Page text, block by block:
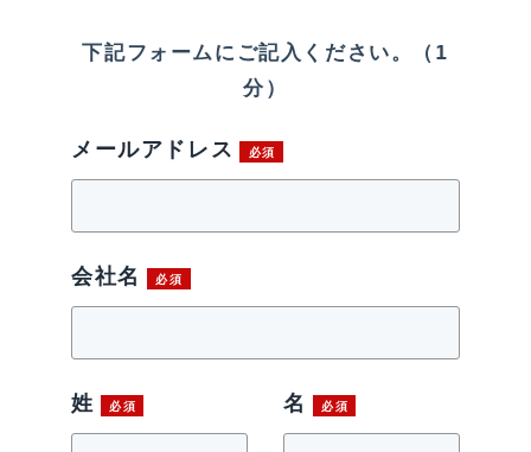
下記フォームにご記入ください。（1
分）
メールアドレス
会社名
姓 名